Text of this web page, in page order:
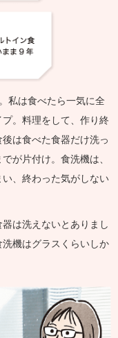
私は食べたら一気に全
。料理をして、作り終
は食べた食器だけ洗っ
が片付け。食洗機は、
、終わった気がしない
は洗えないとありまし
機はグラスくらいしか